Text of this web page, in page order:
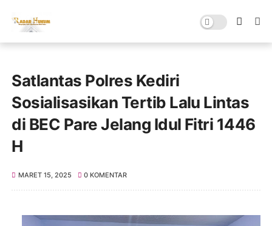
Satlantas Polres Kediri
Sosialisasikan Tertib Lalu Lintas
di BEC Pare Jelang Idul Fitri 1446
H
MARET 15, 2025 0 KOMENTAR